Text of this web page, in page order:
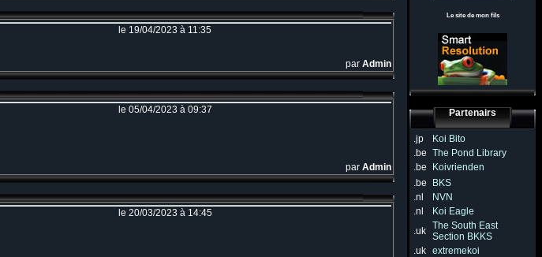
le 19/04/2023 à 11:35
par Admin
le 05/04/2023 à 09:37
par Admin
le 20/03/2023 à 14:45
Le site de mon fils
Partenairs
.jp
Koi Bito
.be The Pond Library
.be
Koivrienden
.be
BKS
.nl
NVN
.nl
Koi Eagle
.uk The South East
Section BKKS
.uk extremekoi